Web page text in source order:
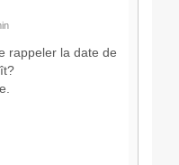
rappeler la date de